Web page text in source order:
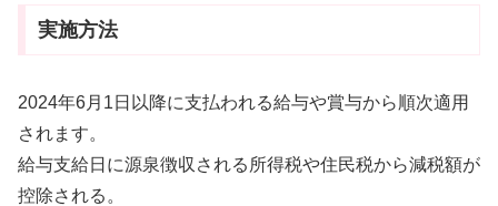
実施方法
2024年6月1日以降に支払われる給与や賞与から順次適用
されます。
給与支給日に源泉徴収される所得税や住民税から減税額が
控除される。